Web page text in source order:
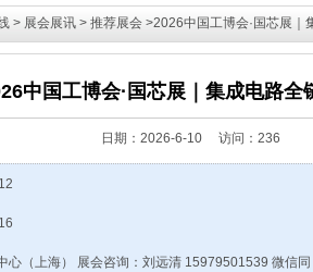
会展讯 > 推荐展会 >2026中国工博会·国芯展｜
中国工博会·国芯展｜集成电路全
日期： 2026-6-10 访问：236
心（上海） 展会咨询：刘远清 15979501539 微信同